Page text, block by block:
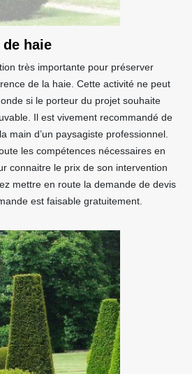
haie
très importante pour préserver
de la haie. Cette activité ne peut
si le porteur du projet souhaite
Il est vivement recommandé de
main d’un paysagiste professionnel.
les compétences nécessaires en
connaitre le prix de son intervention
mettre en route la demande de devis
est faisable gratuitement.